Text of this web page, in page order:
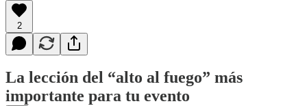
2
La lección del “alto al fuego” más
importante para tu evento